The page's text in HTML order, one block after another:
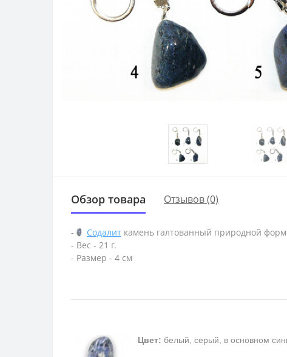
Обзор товара Отзывов (0)
- Содалит камень галтованный природной
- Вес - 21 г.
- Размер - 4 см
Цвет: белый, серый, в основном